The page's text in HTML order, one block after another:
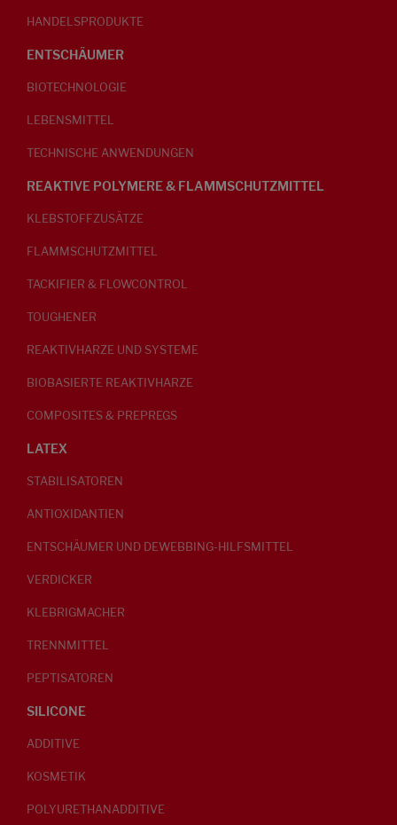
HANDELSPRODUKTE
ENTSCHÄUMER
BIOTECHNOLOGIE
LEBENSMITTEL
TECHNISCHE ANWENDUNGEN
REAKTIVE POLYMERE & FLAMMSCHUTZMITTEL
KLEBSTOFFZUSÄTZE
FLAMMSCHUTZMITTEL
TACKIFIER & FLOWCONTROL
TOUGHENER
REAKTIVHARZE UND SYSTEME
BIOBASIERTE REAKTIVHARZE
COMPOSITES & PREPREGS
LATEX
STABILISATOREN
ANTIOXIDANTIEN
ENTSCHÄUMER UND DEWEBBING-HILFSMITTEL
VERDICKER
KLEBRIGMACHER
TRENNMITTEL
PEPTISATOREN
SILICONE
ADDITIVE
KOSMETIK
POLYURETHANADDITIVE